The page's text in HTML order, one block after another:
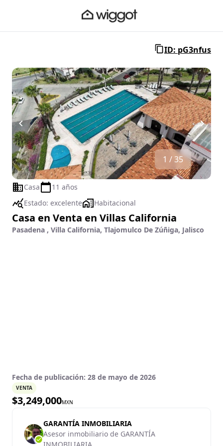
ID: pG3nfus
1 / 35
Casa
11 años
Estado: excelente Habitacional
Casa en Venta en Villas California
Pasadena , Villa California, Tlajomulco De Zúñiga, Jalisco
Fecha de publicación: 28 de mayo de 2026
VENTA
$3,249,000MXN
GARANTÍA INMOBILIARIA
Asesor inmobiliario de GARANTÍA